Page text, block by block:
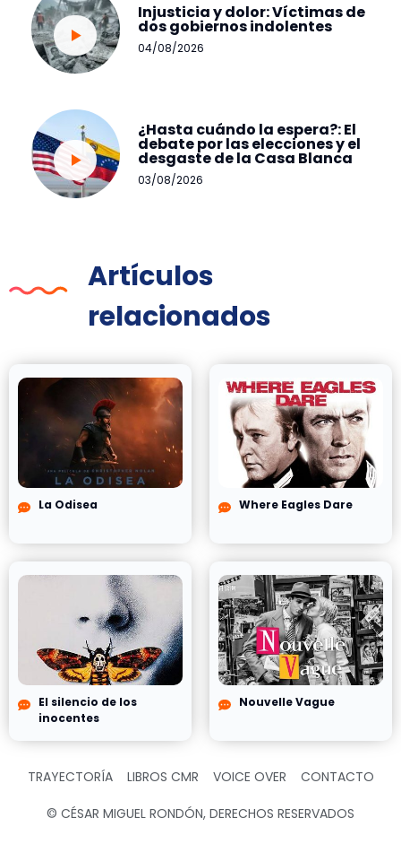
Injusticia y dolor: Víctimas de
dos gobiernos indolentes
04/08/2026
¿Hasta cuándo la espera?: El
debate por las elecciones y el
desgaste de la Casa Blanca
03/08/2026
Artículos
relacionados
La Odisea Where Eagles Dare
El silencio de los
inocentes
Nouvelle Vague
TRAYECTORÍA LIBROS CMR VOICE OVER CONTACTO
© CÉSAR MIGUEL RONDÓN, DERECHOS RESERVADOS